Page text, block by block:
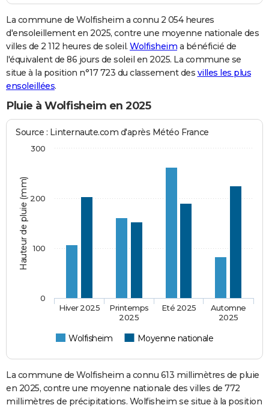
La commune de Wolfisheim a connu 2 054 heures
d'ensoleillement en 2025, contre une moyenne nationale des
villes de 2 112 heures de soleil. Wolfisheim a bénéficié de
l'équivalent de 86 jours de soleil en 2025. La commune se
situe à la position n°17 723 du classement des villes les plus
ensoleillées.
Pluie à Wolfisheim en 2025
Hauteur de pluie (mm)
Source : Linternaute.com d'après Météo France
Wolfisheim Moyenne nationale
Hiver 2025
Printemps
2025
Eté 2025
Automne
2025
0
100
200
300
La commune de Wolfisheim a connu 613 millimètres de pluie
en 2025, contre une moyenne nationale des villes de 772
millimètres de précipitations. Wolfisheim se situe à la position